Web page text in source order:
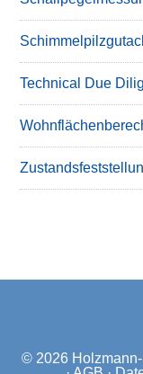
Technical Due
© 2026